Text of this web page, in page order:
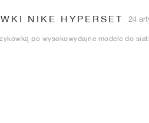
NIKE HYPERSET 24
po wysokowydajne modele do